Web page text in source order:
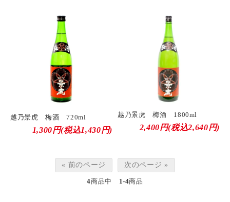
越乃景虎 梅酒 720ml
1,300円(税込1,430円)
越乃景虎 梅酒 1800ml
2,400円(税込2,640円)
« 前のページ 次のページ »
4商品中 1-4商品